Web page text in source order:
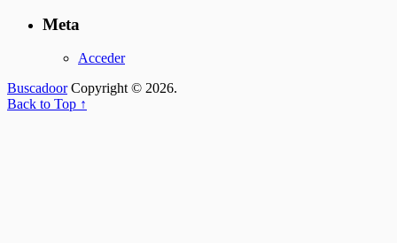
Meta
Acceder
BuscadoorCopyright © 2026.
Back to Top ↑